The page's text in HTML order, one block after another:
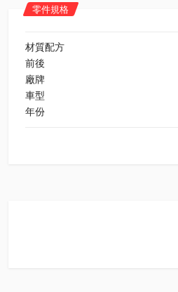
零件規格
材質配方
前後
廠牌
車型
年份